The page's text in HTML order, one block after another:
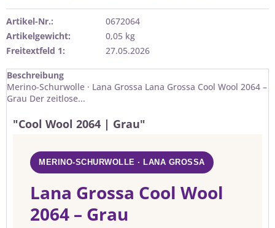
Artikel-Nr.:
0672064
Artikelgewicht:
0,05 kg
Freitextfeld 1:
27.05.2026
Beschreibung
Merino-Schurwolle · Lana Grossa Lana Grossa Cool Wool 2064 –
Grau Der zeitlose...
"Cool Wool 2064 | Grau"
MERINO-SCHURWOLLE · LANA GROSSA
Lana Grossa Cool Wool
2064 – Grau